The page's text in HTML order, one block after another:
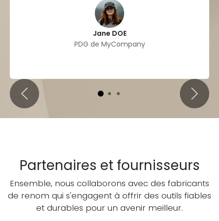
Jane DOE
PDG de MyCompany
Précédent
Partenaires et fournisseurs
Ensemble, nous collaborons avec des fabricants
de renom qui s'engagent à offrir des outils fiables
et durables pour un avenir meilleur.